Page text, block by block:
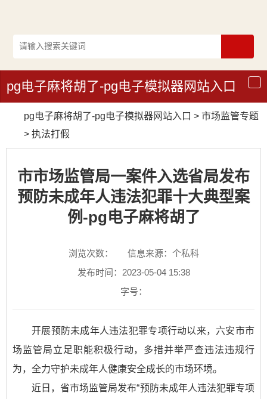
导
航
pg电子麻将胡了-pg电子模拟器网站入口
pg电子麻将胡了-pg电子模拟器网站入口 > 市场监管专题
> 执法打假
市市场监管局一案件入选省局发布
预防未成年人违法犯罪十大典型案
例-pg电子麻将胡了
浏览次数：
信息来源：个私科
发布时间：2023-05-04 15:38
字号：
开展预防未成年人违法犯罪专项行动以来，六安市市
场监管局立足职能积极行动，多措并举严查违法违规行
为，全力守护未成年人健康安全成长的市场环境。
近日，省市场监管局发布“预防未成年人违法犯罪专项